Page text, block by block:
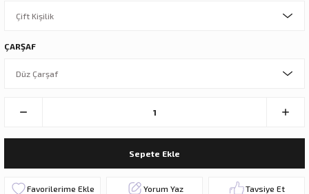
ÇARŞAF
Sepete Ekle
Yorum Yaz Tavsiye Et